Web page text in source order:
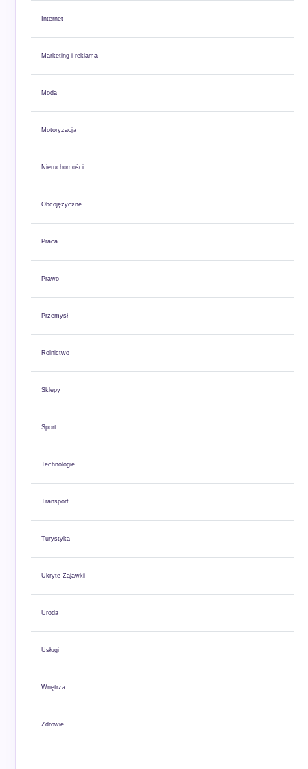
Internet
Marketing i reklama
Moda
Motoryzacja
Nieruchomości
Obcojęzyczne
Praca
Prawo
Przemysł
Rolnictwo
Sklepy
Sport
Technologie
Transport
Turystyka
Ukryte Zajawki
Uroda
Usługi
Wnętrza
Zdrowie